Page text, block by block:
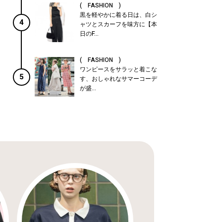
4
( FASHION )
黒を軽やかに着る日は、白シ
ャツとスカーフを味方に【本
日のF...
5
( FASHION )
ワンピースをサラッと着こな
す、おしゃれなサマーコーデ
が盛...